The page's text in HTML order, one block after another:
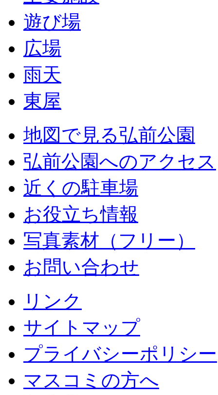
遊び場
広場
雨天
東屋
地図で見る弘前公園
弘前公園へのアクセス
近くの駐車場
お役立ち情報
写真素材（フリー）
お問い合わせ
リンク
サイトマップ
プライバシーポリシー
マスコミの方へ